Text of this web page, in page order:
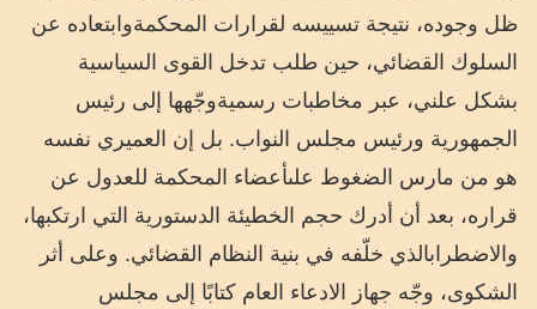
ظل وجوده، نتيجة تسييسه لقرارات المحكمةوابتعاده عن
السلوك القضائي، حين طلب تدخل القوى السياسية
بشكل علني، عبر مخاطبات رسميةوجّهها إلى رئيس
الجمهورية ورئيس مجلس النواب. بل إن العميري نفسه
هو من مارس الضغوط علىأعضاء المحكمة للعدول عن
قراره، بعد أن أدرك حجم الخطيئة الدستورية التي ارتكبها،
والاضطرابالذي خلّفه في بنية النظام القضائي. وعلى أثر
الشكوى، وجّه جهاز الادعاء العام كتابًا إلى مجلس